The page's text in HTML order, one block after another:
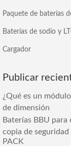
Paquete de baterías
Baterías de sodio y
Cargador
Publicar
¿Qué es un
de dimensión
Baterías BBU para
copia de
PACK